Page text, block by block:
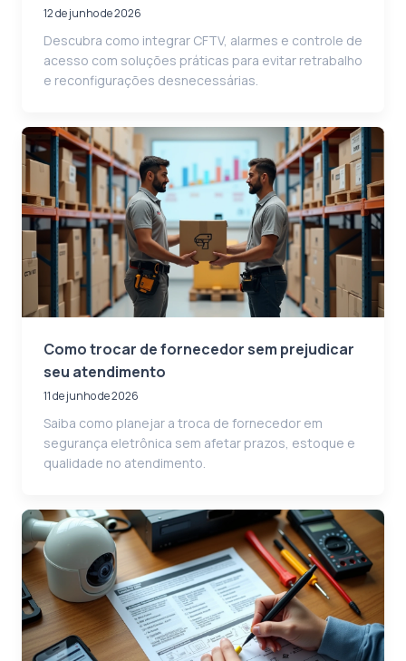
12 de junho de 2026
Descubra como integrar CFTV, alarmes e controle de
acesso com soluções práticas para evitar retrabalho
e reconfigurações desnecessárias.
Como trocar de fornecedor sem prejudicar
seu atendimento
11 de junho de 2026
Saiba como planejar a troca de fornecedor em
segurança eletrônica sem afetar prazos, estoque e
qualidade no atendimento.